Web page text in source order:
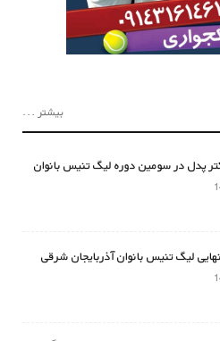
بیشتر ...
پدل در سومین دوره لیگ تنیس بانوان
لیگ تنیس بانوان آذربایجان شرقی